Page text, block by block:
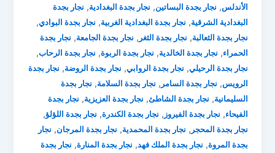
الأندلس, نجار بجدة البساتين, نجار بجدة البغدادية, نجار بجدة
البغدادية الشرقية, نجار بجدة البغدادية الغربية, نجار بجدة البوادي,
نجار بجدة الثعالبة, نجار بجدة الثغر , نجار بجدة الجامعة, نجار بجدة
الحمراء, نجار بجدة الخالدية, نجار بجدة الربوة, نجار بجدة الرحاب,
نجار بجدة الرحيلي, نجار بجدة الروابي, نجار بجدة الروضة, نجار بجدة
الرويس, نجار بجدة السامر , نجار بجدة السلامة, نجار بجدة
السليمانية, نجار بجدة الشاطئ, نجار بجدة العزيزية, نجار بجدة
الفيحاء, نجار بجدة الفيروز , نجار بجدة الكندرة, نجار بجدة اللؤلؤ,
نجار بجدة المحجر , نجار بجدة المحمدية, نجار بجدة المرجان, نجار
بجدة المروة, نجار بجدة الملك فهد, نجار بجدة المنارة, نجار بجدة